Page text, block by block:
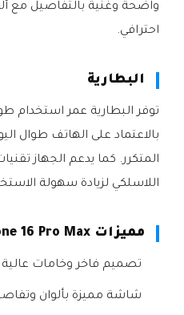
واضحة وغنية بالتفاصيل مع
احترافي.
البطارية
توفر البطارية عمر
بالاعتماد على الهاتف طوال
المتكرر. كما يدعم الجهاز
اللاسلكي لزيادة سهولة
مميزات iPhone 16 Pro Max
تصميم فاخر وخامات عالية
شاشة مميزة بألوان